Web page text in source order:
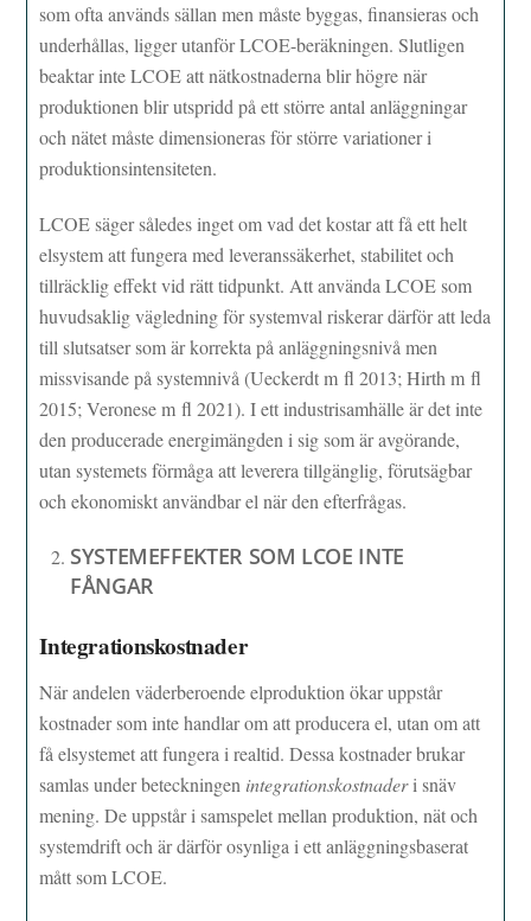
som ofta används sällan men måste byggas, finansieras och
underhållas, ligger utanför LCOE-beräkningen. Slutligen
beaktar inte LCOE att nätkostnaderna blir högre när
produktionen blir utspridd på ett större antal anläggningar
och nätet måste dimensioneras för större variationer i
produktionsintensiteten.
LCOE säger således inget om vad det kostar att få ett helt
elsystem att fungera med leveranssäkerhet, stabilitet och
tillräcklig effekt vid rätt tidpunkt. Att använda LCOE som
huvudsaklig vägledning för systemval riskerar därför att leda
till slutsatser som är korrekta på anläggningsnivå men
missvisande på systemnivå (Ueckerdt m fl 2013; Hirth m fl
2015; Veronese m fl 2021). I ett industrisamhälle är det inte
den producerade energimängden i sig som är avgörande,
utan systemets förmåga att leverera tillgänglig, förutsägbar
och ekonomiskt användbar el när den efterfrågas.
SYSTEMEFFEKTER SOM LCOE INTE
FÅNGAR
Integrationskostnader
När andelen väderberoende elproduktion ökar uppstår
kostnader som inte handlar om att producera el, utan om att
få elsystemet att fungera i realtid. Dessa kostnader brukar
samlas under beteckningen integrationskostnaderi snäv
mening. De uppstår i samspelet mellan produktion, nät och
systemdrift och är därför osynliga i ett anläggningsbaserat
mått som LCOE.